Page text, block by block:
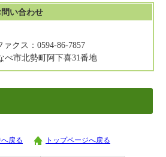
問い合わせ
ァクス：0594-86-7857
べ市北勢町阿下喜31番地
戻る トップページへ戻る